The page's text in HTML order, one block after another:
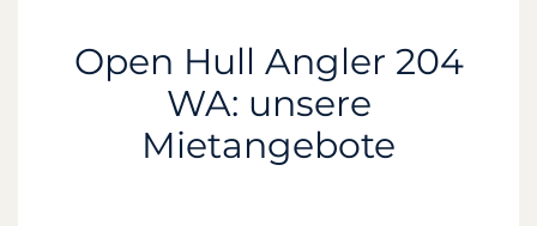
Open Hull Angler 204
WA: unsere
Mietangebote